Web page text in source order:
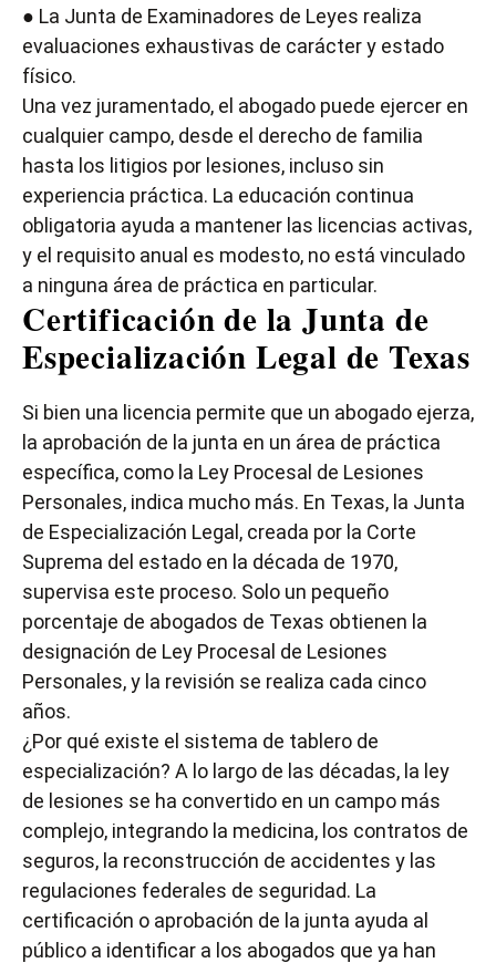
● La Junta de Examinadores de Leyes realiza
evaluaciones exhaustivas de carácter y estado
físico.
Una vez juramentado, el abogado puede ejercer en
cualquier campo, desde el derecho de familia
hasta los litigios por lesiones, incluso sin
experiencia práctica. La educación continua
obligatoria ayuda a mantener las licencias activas,
y el requisito anual es modesto, no está vinculado
a ninguna área de práctica en particular.
Certificación de la Junta de
Especialización Legal de Texas
Si bien una licencia permite que un abogado ejerza,
la aprobación de la junta en un área de práctica
específica, como la Ley Procesal de Lesiones
Personales, indica mucho más. En Texas, la Junta
de Especialización Legal , creada por la Corte
Suprema del estado en la década de 1970,
supervisa este proceso. Solo un pequeño
porcentaje de abogados de Texas obtienen la
designación de Ley Procesal de Lesiones
Personales, y la revisión se realiza cada cinco
años.
¿Por qué existe el sistema de tablero de
especialización? A lo largo de las décadas, la ley
de lesiones se ha convertido en un campo más
complejo, integrando la medicina, los contratos de
seguros, la reconstrucción de accidentes y las
regulaciones federales de seguridad. La
certificación o aprobación de la junta ayuda al
público a identificar a los abogados que ya han